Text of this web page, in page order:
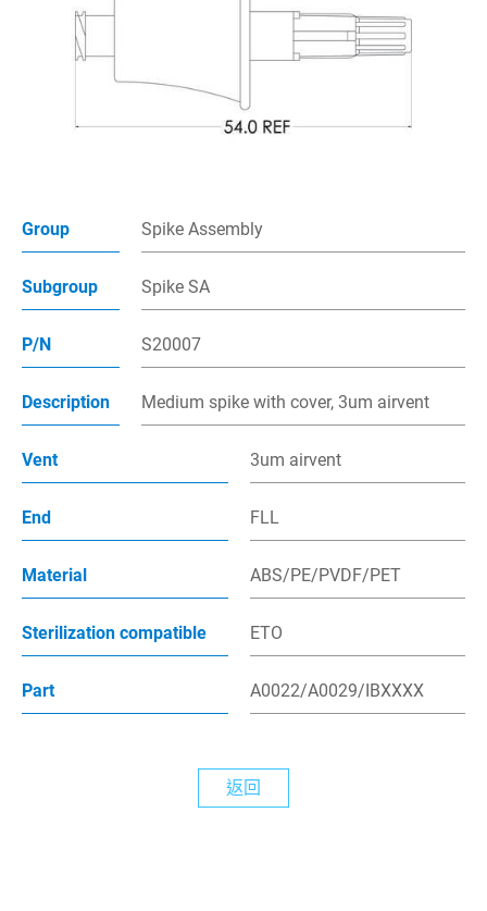
Group Spike Assembly
Subgroup Spike SA
P/N S20007
Description Medium spike with cover, 3um airvent
Vent 3um airvent
End FLL
Material ABS/PE/PVDF/PET
Sterilization compatible ETO
Part A0022/A0029/IBXXXX
返回
保護蓋
多管路接頭
接頭組件
注射帽
製程能力
聯絡我們
最新消息
English